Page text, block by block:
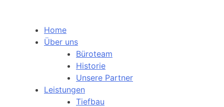
Home
Über uns
Büroteam
Historie
Unsere Partner
Leistungen
Tiefbau